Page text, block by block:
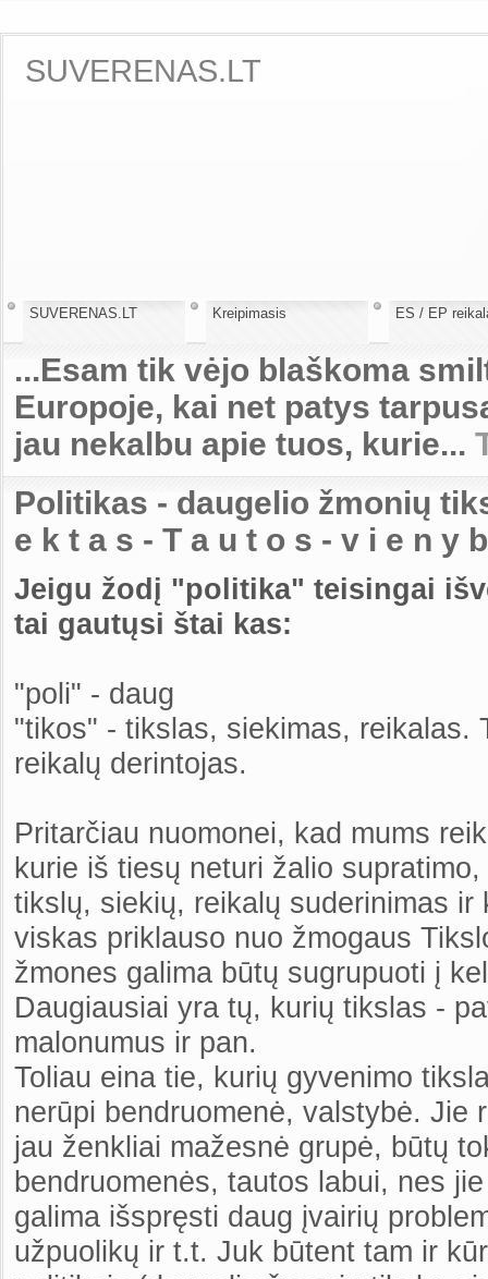
SUVERENAS.LT
SUVERENAS.LT Kreipimasis ES / EP
...Esam tik vėjo blaškoma
Europoje, kai net patys
jau nekalbu apie tuos, kurie...
Politikas - daugelio žmonių
e k t a s - T a u t o s - v i e n y
Jeigu žodį "politika" teisingai
tai gautųsi štai kas:
"poli" - daug
"tikos" - tikslas, siekimas, reikalas.
reikalų derintojas.
Pritarčiau nuomonei, kad mums
kurie iš tiesų neturi žalio
tikslų, siekių, reikalų suderinimas
viskas priklauso nuo žmogaus
žmones galima būtų sugrupuoti į
Daugiausiai yra tų, kurių tikslas -
malonumus ir pan.
Toliau eina tie, kurių gyvenimo
nerūpi bendruomenė, valstybė. Jie
jau ženkliai mažesnė grupė, būtų
bendruomenės, tautos labui, nes
galima išspręsti daug įvairių
užpuolikų ir t.t. Juk būtent tam ir